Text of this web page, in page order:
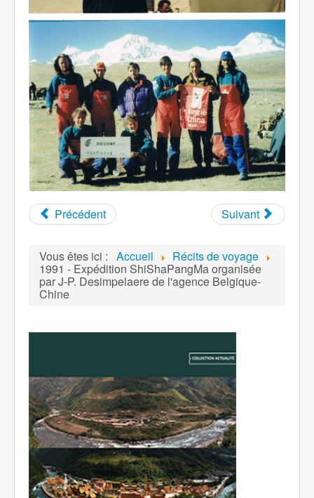
Précédent Suivant
Vous êtes ici : Accueil Récits de voyage
1991 - Expédition ShiShaPangMa organisée
par J-P. Desimpelaere de l'agence Belgique-
Chine